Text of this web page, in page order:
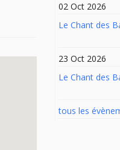
02 Oct 2026
Le Chant des
23 Oct 2026
Le Chant des
tous les